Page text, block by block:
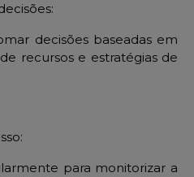
decisões baseadas em
recursos e estratégias de
para monitorizar a